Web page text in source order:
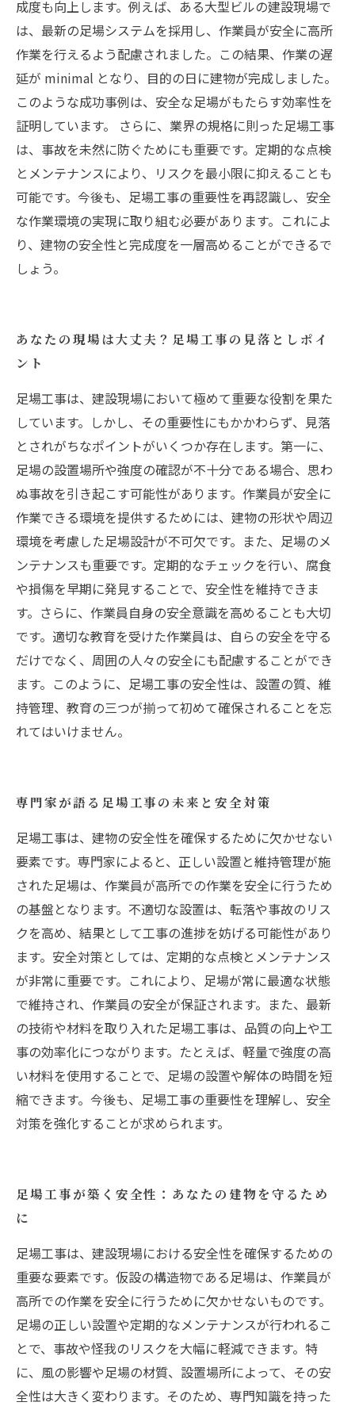
成度も向上します。例えば、ある大型ビルの建設現場で
は、最新の足場システムを採用し、作業員が安全に高所
作業を行えるよう配慮されました。この結果、作業の遅
延が minimal となり、目的の日に建物が完成しました。
このような成功事例は、安全な足場がもたらす効率性を
証明しています。 さらに、業界の規格に則った足場工事
は、事故を未然に防ぐためにも重要です。定期的な点検
とメンテナンスにより、リスクを最小限に抑えることも
可能です。今後も、足場工事の重要性を再認識し、安全
な作業環境の実現に取り組む必要があります。これによ
り、建物の安全性と完成度を一層高めることができるで
しょう。
あなたの現場は大丈夫？足場工事の見落としポイ
ント
足場工事は、建設現場において極めて重要な役割を果た
しています。しかし、その重要性にもかかわらず、見落
とされがちなポイントがいくつか存在します。第一に、
足場の設置場所や強度の確認が不十分である場合、思わ
ぬ事故を引き起こす可能性があります。作業員が安全に
作業できる環境を提供するためには、建物の形状や周辺
環境を考慮した足場設計が不可欠です。また、足場のメ
ンテナンスも重要です。定期的なチェックを行い、腐食
や損傷を早期に発見することで、安全性を維持できま
す。さらに、作業員自身の安全意識を高めることも大切
です。適切な教育を受けた作業員は、自らの安全を守る
だけでなく、周囲の人々の安全にも配慮することができ
ます。このように、足場工事の安全性は、設置の質、維
持管理、教育の三つが揃って初めて確保されることを忘
れてはいけません。
専門家が語る足場工事の未来と安全対策
足場工事は、建物の安全性を確保するために欠かせない
要素です。専門家によると、正しい設置と維持管理が施
された足場は、作業員が高所での作業を安全に行うため
の基盤となります。不適切な設置は、転落や事故のリス
クを高め、結果として工事の進捗を妨げる可能性があり
ます。安全対策としては、定期的な点検とメンテナンス
が非常に重要です。これにより、足場が常に最適な状態
で維持され、作業員の安全が保証されます。また、最新
の技術や材料を取り入れた足場工事は、品質の向上や工
事の効率化につながります。たとえば、軽量で強度の高
い材料を使用することで、足場の設置や解体の時間を短
縮できます。今後も、足場工事の重要性を理解し、安全
対策を強化することが求められます。
足場工事が築く安全性：あなたの建物を守るため
に
足場工事は、建設現場における安全性を確保するための
重要な要素です。仮設の構造物である足場は、作業員が
高所での作業を安全に行うために欠かせないものです。
足場の正しい設置や定期的なメンテナンスが行われるこ
とで、事故や怪我のリスクを大幅に軽減できます。特
に、風の影響や足場の材質、設置場所によって、その安
全性は大きく変わります。そのため、専門知識を持った